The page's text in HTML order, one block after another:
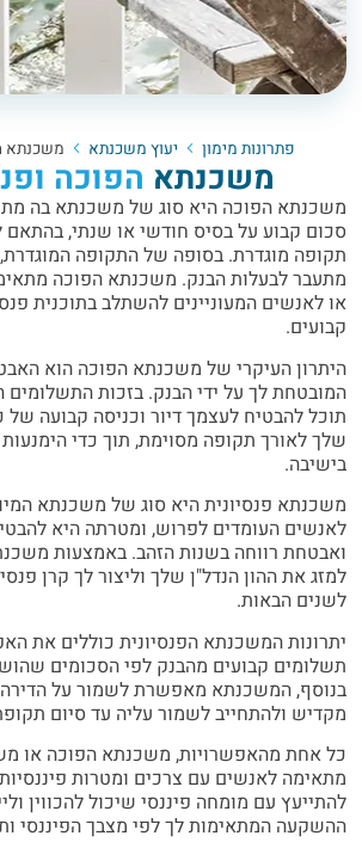
פתרונות מימון יעוץ משכנתא משכנתא
משכנתא הפוכה
משכנתא הפוכה היא סוג של משכנתא בה
סכום קבוע על בסיס חודשי או שנתי, בהתאם
תקופה מוגדרת. בסופה של התקופה
מתעבר לבעלות הבנק. משכנתא הפוכה
או לאנשים המעוניינים להשתלב בתוכנית
קבועים.
היתרון העיקרי של משכנתא הפוכה הוא
המובטחת לך על ידי הבנק. בזכות
תוכל להבטיח לעצמך דיור וכניסה קבועה
שלך לאורך תקופה מסוימת, תוך כדי הימנעות
בישיבה.
משכנתא פנסיונית היא סוג של משכנתא
לאנשים העומדים לפרוש, ומטרתה היא
ואבטחת רווחה בשנות הזהב. באמצעות
למזג את ההון הנדל"ן שלך וליצור לך קרן
לשנים הבאות.
יתרונות המשכנתא הפנסיונית כוללים את
תשלומים קבועים מהבנק לפי הסכומים
בנוסף, המשכנתא מאפשרת לשמור על הדירה
מקדיש ולהתחייב לשמור עליה עד סיום
כל אחת מהאפשרויות, משכנתא הפוכה או
מתאימה לאנשים עם צרכים ומטרות
להתייעץ עם מומחה פיננסי שיכול להכווין
ההשקעה המתאימות לך לפי מצבך הפיננסי